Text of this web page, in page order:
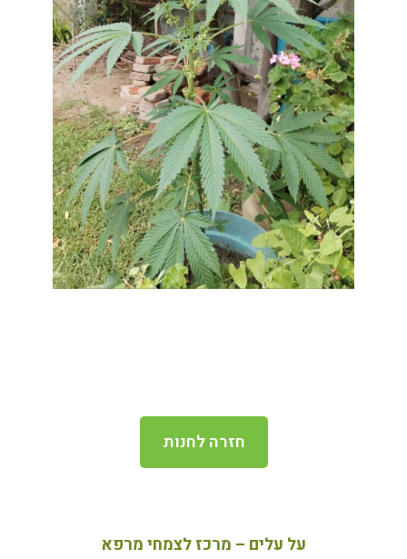
חזרה לחנות
על עלים – מרכז לצמחי מרפא